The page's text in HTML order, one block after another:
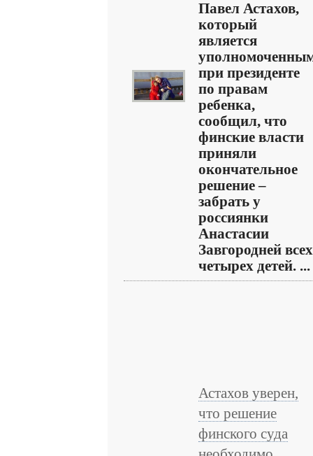
Павел Астахов,
который
является
при президенте
по правам
ребенка,
сообщил, что
финские власти
приняли
окончательное
решение –
забрать у
россиянки
Анастасии
Завгородней всех
четырех детей. ...
Астахов уверен,
что решение
финского суда